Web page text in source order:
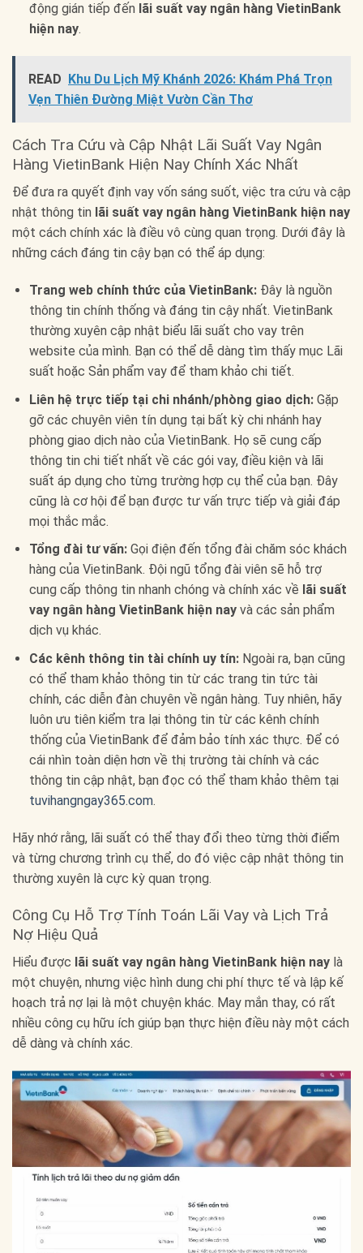
động gián tiếp đến lãi suất vay ngân hàng VietinBank
hiện nay.
READ Khu Du Lịch Mỹ Khánh 2026: Khám Phá Trọn
Vẹn Thiên Đường Miệt Vườn Cần Thơ
Cách Tra Cứu và Cập Nhật Lãi Suất Vay Ngân
Hàng VietinBank Hiện Nay Chính Xác Nhất
Để đưa ra quyết định vay vốn sáng suốt, việc tra cứu và cập
nhật thông tin lãi suất vay ngân hàng VietinBank hiện nay
một cách chính xác là điều vô cùng quan trọng. Dưới đây là
những cách đáng tin cậy bạn có thể áp dụng:
Trang web chính thức của VietinBank:Đây là nguồn
thông tin chính thống và đáng tin cậy nhất. VietinBank
thường xuyên cập nhật biểu lãi suất cho vay trên
website của mình. Bạn có thể dễ dàng tìm thấy mục Lãi
suất hoặc Sản phẩm vay để tham khảo chi tiết.
Liên hệ trực tiếp tại chi nhánh/phòng giao dịch:Gặp
gỡ các chuyên viên tín dụng tại bất kỳ chi nhánh hay
phòng giao dịch nào của VietinBank. Họ sẽ cung cấp
thông tin chi tiết nhất về các gói vay, điều kiện và lãi
suất áp dụng cho từng trường hợp cụ thể của bạn. Đây
cũng là cơ hội để bạn được tư vấn trực tiếp và giải đáp
mọi thắc mắc.
Tổng đài tư vấn:Gọi điện đến tổng đài chăm sóc khách
hàng của VietinBank. Đội ngũ tổng đài viên sẽ hỗ trợ
cung cấp thông tin nhanh chóng và chính xác về lãi suất
vay ngân hàng VietinBank hiện nayvà các sản phẩm
dịch vụ khác.
Các kênh thông tin tài chính uy tín:Ngoài ra, bạn cũng
có thể tham khảo thông tin từ các trang tin tức tài
chính, các diễn đàn chuyên về ngân hàng. Tuy nhiên, hãy
luôn ưu tiên kiểm tra lại thông tin từ các kênh chính
thống của VietinBank để đảm bảo tính xác thực. Để có
cái nhìn toàn diện hơn về thị trường tài chính và các
thông tin cập nhật, bạn đọc có thể tham khảo thêm tại
tuvihangngay365.com.
Hãy nhớ rằng, lãi suất có thể thay đổi theo từng thời điểm
và từng chương trình cụ thể, do đó việc cập nhật thông tin
thường xuyên là cực kỳ quan trọng.
Công Cụ Hỗ Trợ Tính Toán Lãi Vay và Lịch Trả
Nợ Hiệu Quả
Hiểu được lãi suất vay ngân hàng VietinBank hiện nay là
một chuyện, nhưng việc hình dung chi phí thực tế và lập kế
hoạch trả nợ lại là một chuyện khác. May mắn thay, có rất
nhiều công cụ hữu ích giúp bạn thực hiện điều này một cách
dễ dàng và chính xác.